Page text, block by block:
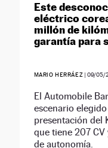
Este
eléctrico
millón de
garantía para
MARIO HERRÁEZ |09/05/
El Automobile
escenario
presentación del
que tiene 207
de autonomía.